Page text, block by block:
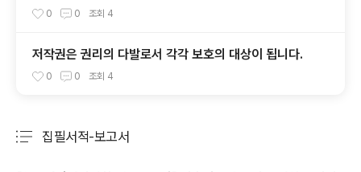
을 설치하여 이용해도 되나요?
0 0 조회 4
저작권은 권리의 다발로서 각각 보호의 대상이 됩니다.
0 0 조회 4
집필서적-보고서